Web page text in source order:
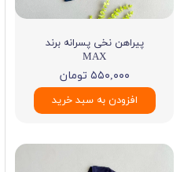
پیراهن نخی پسرانه برند
MAX
۵۵۰,۰۰۰ تومان
افزودن به سبد خرید